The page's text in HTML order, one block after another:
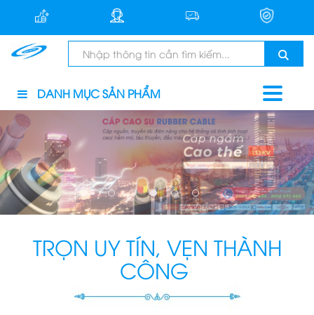
DANH MỤC SẢN PHẨM
TRỌN UY TÍN, VẸN THÀNH
CÔNG